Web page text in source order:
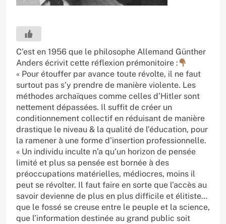
C’est en 1956 que le philosophe Allemand Günther
Anders écrivit cette réflexion prémonitoire :
« Pour étouffer par avance toute révolte, il ne faut
surtout pas s’y prendre de manière violente. Les
méthodes archaïques comme celles d’Hitler sont
nettement dépassées. Il suffit de créer un
conditionnement collectif en réduisant de manière
drastique le niveau & la qualité de l’éducation, pour
la ramener à une forme d’insertion professionnelle.
« Un individu inculte n’a qu’un horizon de pensée
limité et plus sa pensée est bornée à des
préoccupations matérielles, médiocres, moins il
peut se révolter. Il faut faire en sorte que l’accès au
savoir devienne de plus en plus difficile et élitiste…
que le fossé se creuse entre le peuple et la science,
que l’information destinée au grand public soit